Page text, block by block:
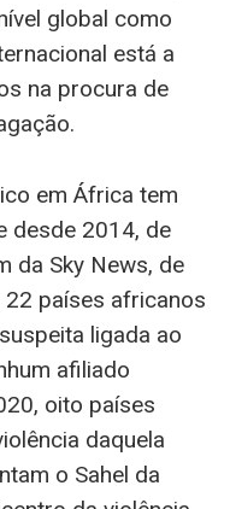
global como
está a
na procura de
em África tem
desde 2014, de
da Sky News, de
países africanos
ligada ao
afiliado
oito países
daquela
o Sahel da